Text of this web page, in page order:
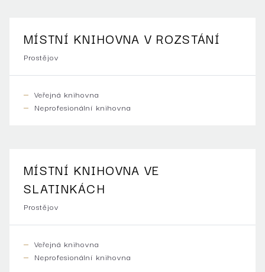
MÍSTNÍ KNIHOVNA V ROZSTÁNÍ
Prostějov
Veřejná knihovna
Neprofesionální knihovna
MÍSTNÍ KNIHOVNA VE
SLATINKÁCH
Prostějov
Veřejná knihovna
Neprofesionální knihovna